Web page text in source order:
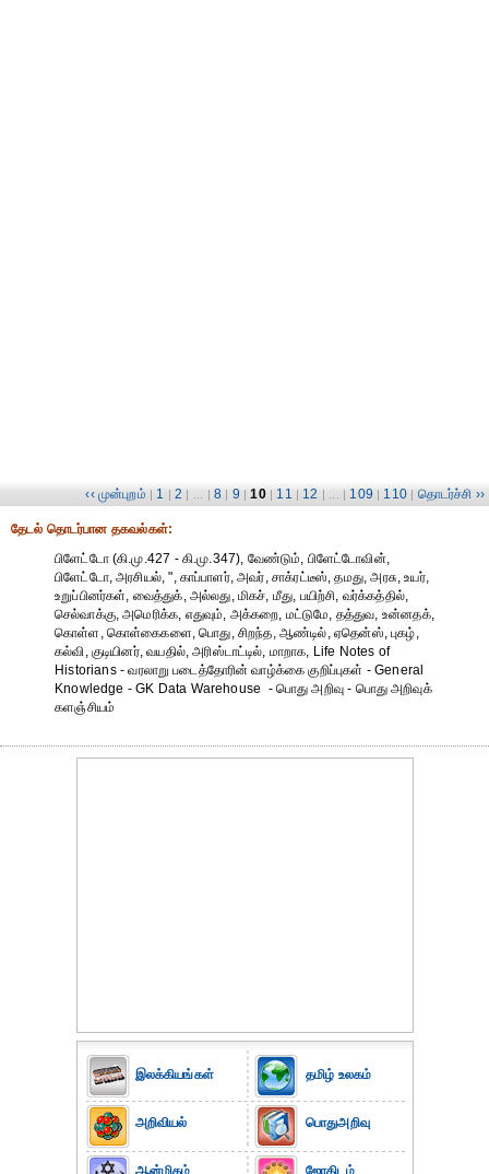
‹‹ முன்புறம் | 1 | 2 | ... | 8 | 9 | 10 | 11 | 12 | ... | 109 | 110 | தொடர்ச்சி ››
தேட‌ல் தொட‌ர்பான தகவ‌ல்க‌ள்:
பிளேட்டோ (கி.மு.427 - கி.மு.347), வேண்டும், பிளேட்டோவின்,
பிளேட்டோ, அரசியல், ", காப்பாளர், அவர், சாக்ரட்டீஸ், தமது, அரசு, உயர்,
உறுப்பினர்கள், வைத்துக், அல்லது, மிகச், மீது, பயிற்சி, வர்க்கத்தில்,
செல்வாக்கு, அமெரிக்க, எதுவும், அக்கறை, மட்டுமே, தத்துவ, உன்னதக்,
கொள்ள, கொள்கைகளை, பொது, சிறந்த, ஆண்டில், ஏதென்ஸ், புகழ்,
கல்வி, குடியினர், வயதில், அரிஸ்டாட்டில், மாறாக, Life Notes of
Historians - வரலாறு படைத்தோரின் வாழ்க்கை குறிப்புகள் - General
Knowledge - GK Data Warehouse - பொது அறிவு - பொது அறிவுக்
களஞ்சியம்
இலக்கியங்கள்
அறிவியல்
ஆன்மிகம்
தமிழ் உலகம்
பொதுஅறிவு
ஜோதிடம்